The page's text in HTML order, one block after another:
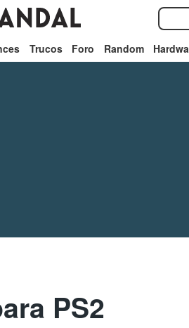
Trucos Foro Random
PS2